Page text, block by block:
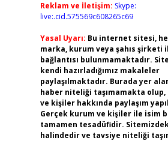
Reklam ve İletişim: Skype:
live:.cid.575569c608265c69
Yasal Uyarı: Bu internet sitesi,
marka, kurum veya şahıs şirketi
bağlantısı bulunmamaktadır.
kendi hazırladığımız makaleler
paylaşılmaktadır. Burada yer
haber niteliği taşımamakta
ve kişiler hakkında paylaşım
Gerçek kurum ve kişiler ile isim
tamamen tesadüfidir.
halindedir ve tavsiye niteliği